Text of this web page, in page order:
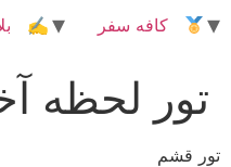
کافه سفر
✍
تور لحظه
تور قشم